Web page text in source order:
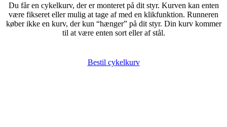
Du får en cykelkurv, der er monteret på dit styr. Kurven kan enten
være fikseret eller mulig at tage af med en klikfunktion. Runneren
køber ikke en kurv, der kun “hænger” på dit styr. Din kurv kommer
til at være enten sort eller af stål.
Bestil cykelkurv